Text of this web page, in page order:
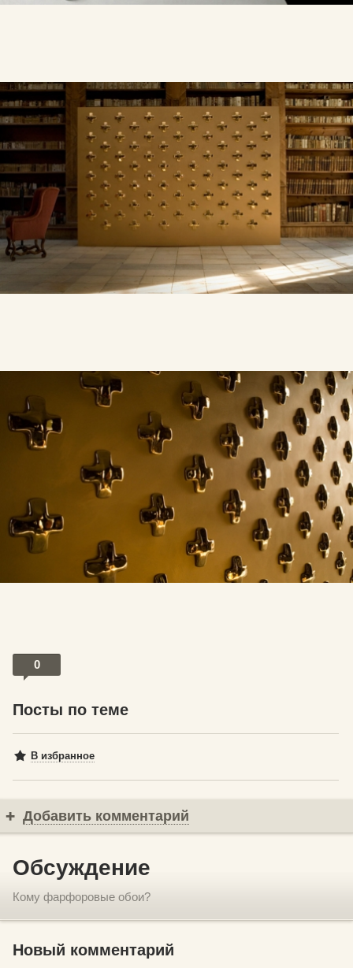
0
Посты по теме
В избранное
Добавить комментарий
Обсуждение
Кому фарфоровые обои?
Новый комментарий